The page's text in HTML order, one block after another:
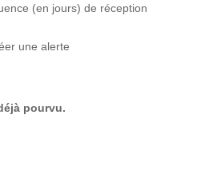
(en jours) de réception
une alerte
pourvu.